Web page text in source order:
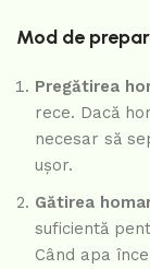
Mod de
Pregătirea
rece. Dacă
necesar să
ușor.
Gătirea
suficientă
Când apa